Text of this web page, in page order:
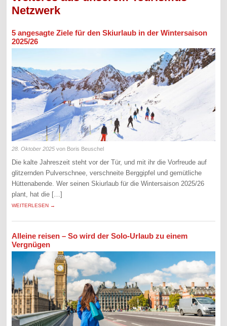
Netzwerk
5 angesagte Ziele für den Skiurlaub in der Wintersaison
2025/26
28. Oktober 2025 von Boris Beuschel
Die kalte Jahreszeit steht vor der Tür, und mit ihr die Vorfreude auf
glitzernden Pulverschnee, verschneite Berggipfel und gemütliche
Hüttenabende. Wer seinen Skiurlaub für die Wintersaison 2025/26
plant, hat die […]
WEITERLESEN →
Alleine reisen – So wird der Solo-Urlaub zu einem
Vergnügen